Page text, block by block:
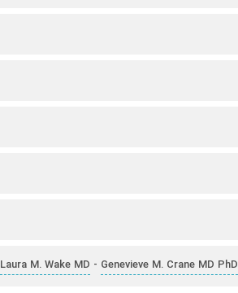
Laura M. Wake MD - Genevieve M. Crane MD PhD